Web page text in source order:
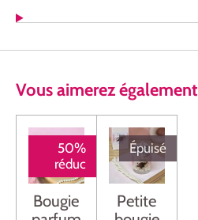
Vousaimerezégalement
50%
réduc
Bougie
Épuisé
Petite